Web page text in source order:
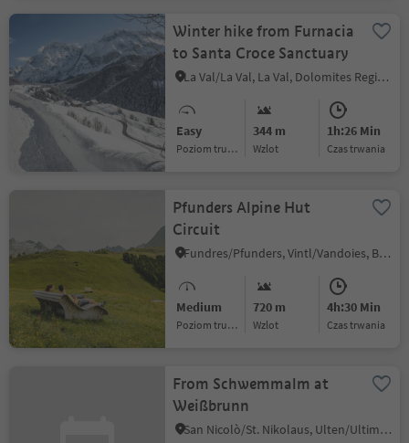
Winter hike from Furnacia
to Santa Croce Sanctuary
La Val/La Val, La Val, Dolomites Region Alta Badia
Easy
Poziom trudności
344 m
Wzlot
1h:26 Min
czas trwania
Pfunders Alpine Hut
Circuit
Fundres/Pfunders, Vintl/Vandoies, Brixen/Bressanone and environs
Medium
Poziom trudności
720 m
Wzlot
4h:30 Min
czas trwania
From Schwemmalm at
Weißbrunn
San Nicolò/St. Nikolaus, Ulten/Ultimo, Meran/Merano and environs